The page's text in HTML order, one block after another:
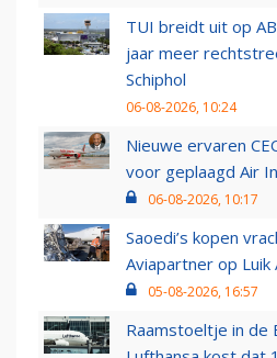
TUI breidt uit op
jaar meer
Schiphol
06-08-2026, 10:24
Nieuwe ervaren
voor geplaagd Air
06-08-2026, 10:17
Saoedi’s kopen
Aviapartner op
05-08-2026, 16:57
Raamstoeltje in de